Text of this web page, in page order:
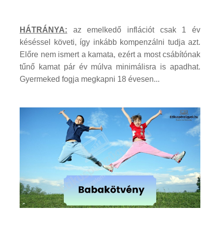
HÁTRÁNYA: az emelkedő inflációt csak 1 év
késéssel követi, így inkább kompenzálni tudja azt.
Előre nem ismert a kamata, ezért a most csábítónak
tűnő kamat pár év múlva minimálisra is apadhat.
Gyermeked fogja megkapni 18 évesen...